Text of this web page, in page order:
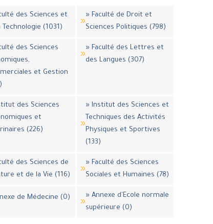
des Sciences et
Technologie (1031)
» Faculté de Droit et
Sciences Politiques (798)
des Sciences
et Gestion
» Faculté des Lettres et
des Langues (307)
des Sciences
et
(226)
» Institut des Sciences et
Techniques des Activités
Physiques et Sportives
(133)
des Sciences de
et de la Vie (116)
» Faculté des Sciences
Sociales et Humaines (78)
de Médecine (0)
» Annexe d'Ecole normale
supérieure (0)